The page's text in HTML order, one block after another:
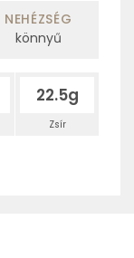
NEHÉZSÉG
könnyű
22.5g
Zsír